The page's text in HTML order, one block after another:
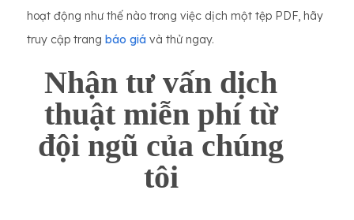
hoạt động như thế nào trong việc dịch một tệp PDF, hãy
truy cập trang báo giá và thử ngay.
Nhận tư vấn dịch
thuật miễn phí từ
đội ngũ của chúng
tôi